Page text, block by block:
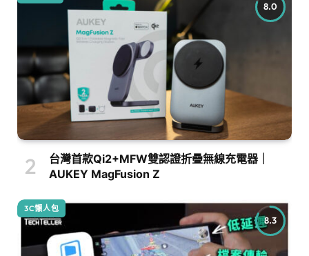
8.0
台灣首款Qi2+MFW雙認證折疊無線充電器｜
AUKEY MagFusion Z
8.3
3C懶人包